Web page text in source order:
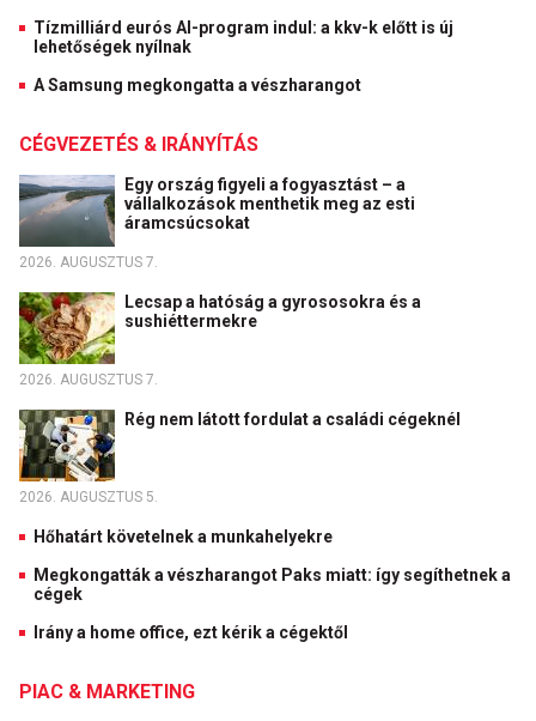
Tízmilliárd eurós AI-program indul: a kkv-k előtt is új
lehetőségek nyílnak
A Samsung megkongatta a vészharangot
CÉGVEZETÉS & IRÁNYÍTÁS
Egy ország figyeli a fogyasztást – a
vállalkozások menthetik meg az esti
áramcsúcsokat
2026. AUGUSZTUS 7.
Lecsap a hatóság a gyrososokra és a
sushiéttermekre
2026. AUGUSZTUS 7.
Rég nem látott fordulat a családi cégeknél
2026. AUGUSZTUS 5.
Hőhatárt követelnek a munkahelyekre
Megkongatták a vészharangot Paks miatt: így segíthetnek a
cégek
Irány a home office, ezt kérik a cégektől
PIAC & MARKETING